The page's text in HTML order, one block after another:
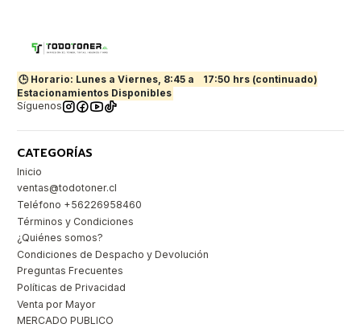
🕒 Horario: Lunes a Viernes, 8:45 a
17:50 hrs (continuado)
Estacionamientos Disponibles
Síguenos
CATEGORÍAS
Inicio
ventas@todotoner.cl
Teléfono +56226958460
Términos y Condiciones
¿Quiénes somos?
Condiciones de Despacho y Devolución
Preguntas Frecuentes
Políticas de Privacidad
Venta por Mayor
MERCADO PUBLICO